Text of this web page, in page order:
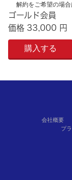
解約をご希望の場合
ゴールド会員
価格 33,000 円
会社概要
プ